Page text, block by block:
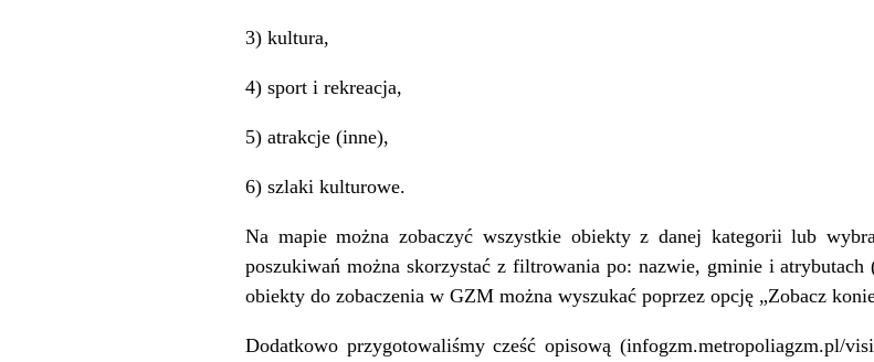
3) kultura,
4) sport i rekreacja,
5) atrakcje (inne),
6) szlaki kulturowe.
Na mapie można zobaczyć wszystkie obiekty z danej kategorii lub
poszukiwań można skorzystać z filtrowania po: nazwie, gminie i atrybutach
obiekty do zobaczenia w GZM można wyszukać poprzez opcję „Zobacz
Dodatkowo przygotowaliśmy cześć opisową (infogzm.metropoliagzm.pl/